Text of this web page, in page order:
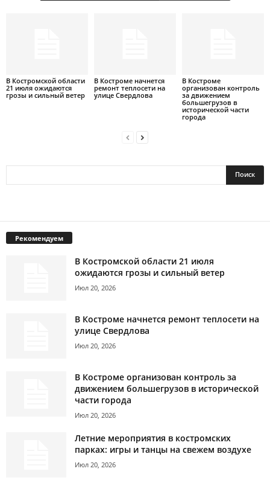
В Костромской области
21 июля ожидаются
грозы и сильный ветер
В Костроме начнется
ремонт теплосети на
улице Свердлова
В Костроме
организован контроль
за движением
большегрузов в
исторической части
города
Рекомендуем
В Костромской области 21 июля
ожидаются грозы и сильный ветер
Июл 20, 2026
В Костроме начнется ремонт теплосети на
улице Свердлова
Июл 20, 2026
В Костроме организован контроль за
движением большегрузов в исторической
части города
Июл 20, 2026
Летние мероприятия в костромских
парках: игры и танцы на свежем воздухе
Июл 20, 2026